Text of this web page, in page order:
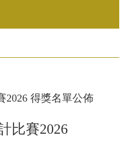
2026 得獎名單公佈
比賽2026